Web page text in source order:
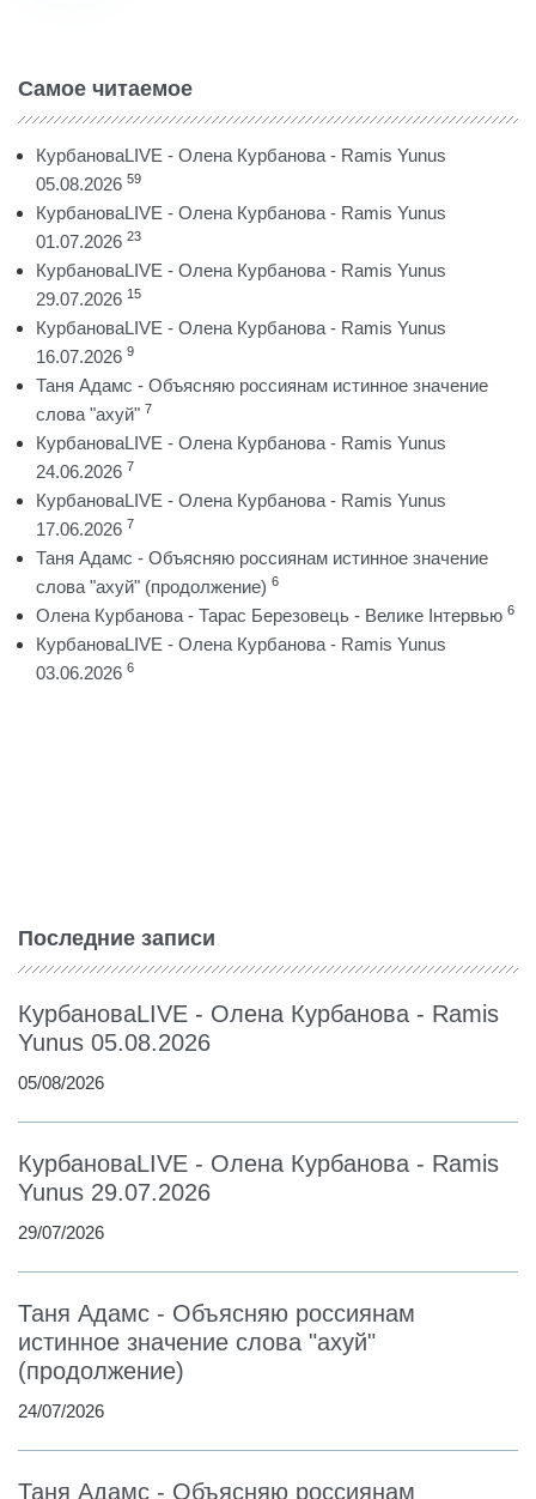
Самое читаемое
КурбановаLIVE - Олена Курбанова - Ramis Yunus
05.08.2026 59
КурбановаLIVE - Олена Курбанова - Ramis Yunus
01.07.2026 23
КурбановаLIVE - Олена Курбанова - Ramis Yunus
29.07.2026 15
КурбановаLIVE - Олена Курбанова - Ramis Yunus
16.07.2026 9
Таня Адамс - Объясняю россиянам истинное значение
слова "ахуй" 7
КурбановаLIVE - Олена Курбанова - Ramis Yunus
24.06.2026 7
КурбановаLIVE - Олена Курбанова - Ramis Yunus
17.06.2026 7
Таня Адамс - Объясняю россиянам истинное значение
слова "ахуй" (продолжение) 6
Олена Курбанова - Тарас Березовець - Велике Інтервью 6
КурбановаLIVE - Олена Курбанова - Ramis Yunus
03.06.2026 6
Последние записи
КурбановаLIVE - Олена Курбанова - Ramis
Yunus 05.08.2026
05/08/2026
КурбановаLIVE - Олена Курбанова - Ramis
Yunus 29.07.2026
29/07/2026
Таня Адамс - Объясняю россиянам
истинное значение слова "ахуй"
(продолжение)
24/07/2026
Таня Адамс - Объясняю россиянам